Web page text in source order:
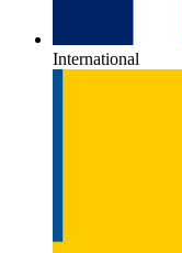
International